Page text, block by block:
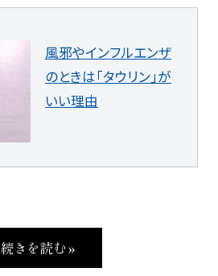
風邪やインフルエンザ
のときは「タウリン」が
いい理由
続きを読む »